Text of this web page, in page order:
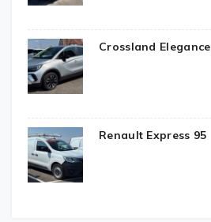
Crossland Elegance
Renault Express 95